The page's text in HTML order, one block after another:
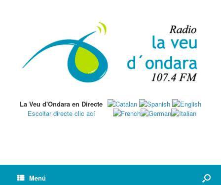
La Veu d'Ondara en Directe
Escoltar directe clic ací
Menú